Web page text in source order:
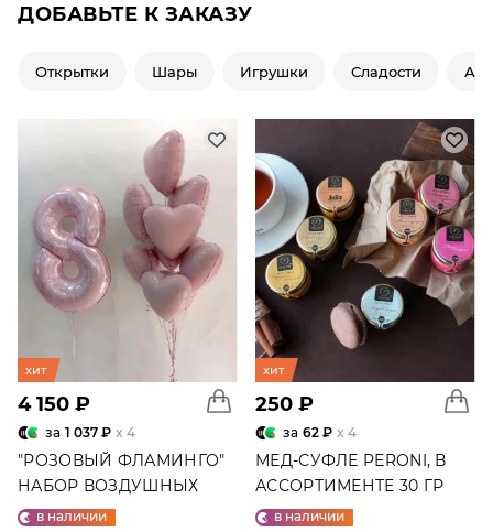
ДОБАВЬТЕ К ЗАКАЗУ
Открытки Шары Игрушки Сладости
хит
4 150 ₽
за 1 037 ₽ x 4
"РОЗОВЫЙ ФЛАМИНГО"
НАБОР ВОЗДУШНЫХ
ШАРОВ №25
в наличии
хит
250 ₽
за 62 ₽ x 4
МЕД-СУФЛЕ PERONI, В
АССОРТИМЕНТЕ 30 ГР
в наличии